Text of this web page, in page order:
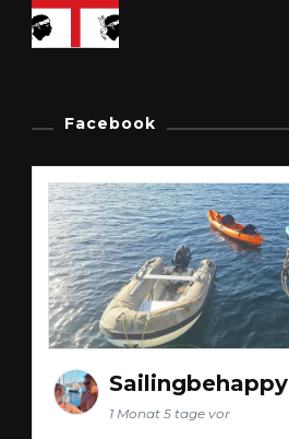
Facebook
Sailingbehappy
1 Monat 5 tage vor